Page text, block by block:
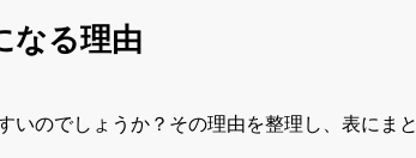
なる理由
いのでしょうか？その理由を整理し、表にまと